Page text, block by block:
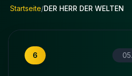
Startseite/DER HERR DER WELTEN
6